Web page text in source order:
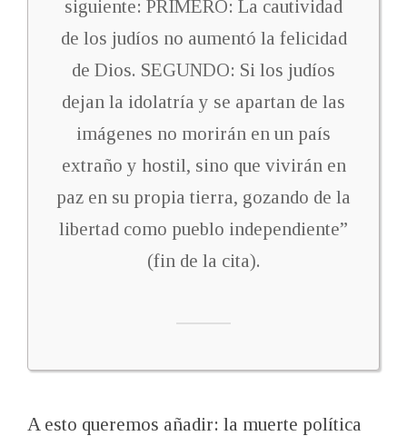
siguiente: PRIMERO: La cautividad
de los judíos no aumentó la felicidad
de Dios. SEGUNDO: Si los judíos
dejan la idolatría y se apartan de las
imágenes no morirán en un país
extraño y hostil, sino que vivirán en
paz en su propia tierra, gozando de la
libertad como pueblo independiente”
(fin de la cita).
A esto queremos añadir: la muerte política